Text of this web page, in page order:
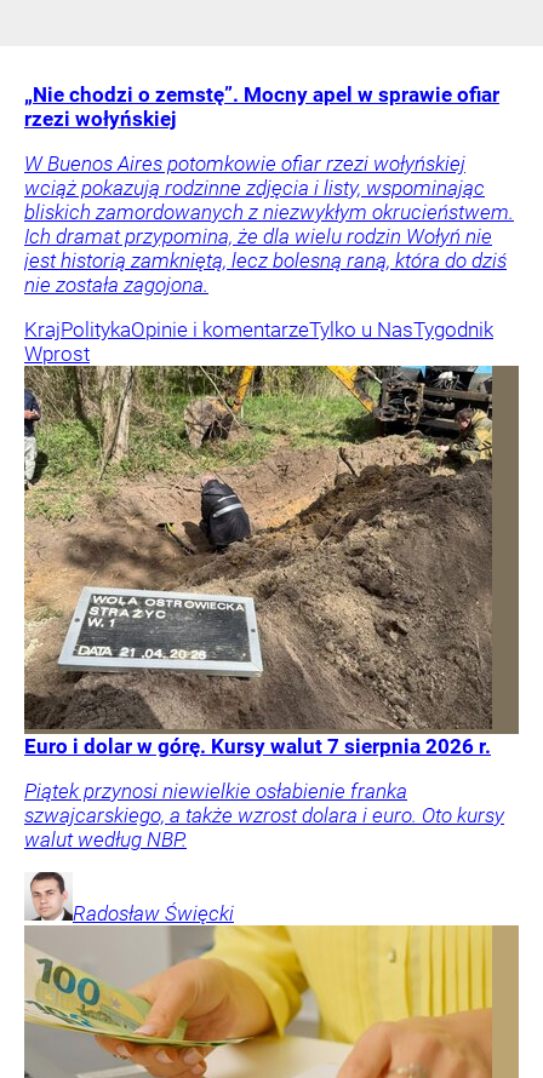
„Nie chodzi o zemstę”. Mocny apel w sprawie ofiar
rzezi wołyńskiej
W Buenos Aires potomkowie ofiar rzezi wołyńskiej
wciąż pokazują rodzinne zdjęcia i listy, wspominając
bliskich zamordowanych z niezwykłym okrucieństwem.
Ich dramat przypomina, że dla wielu rodzin Wołyń nie
jest historią zamkniętą, lecz bolesną raną, która do dziś
nie została zagojona.
KrajPolitykaOpinie i komentarzeTylko u NasTygodnik
Wprost
Euro i dolar w górę. Kursy walut 7 sierpnia 2026 r.
Piątek przynosi niewielkie osłabienie franka
szwajcarskiego, a także wzrost dolara i euro. Oto kursy
walut według NBP.
Radosław Święcki